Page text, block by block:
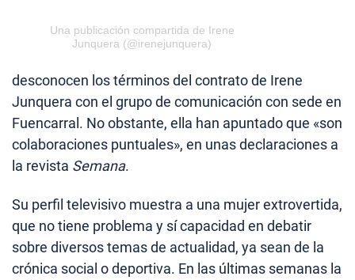
Una publicación compartida de Irene
Junquera (@irenejunquera)
desconocen los términos del contrato de Irene
Junquera con el grupo de comunicación con sede en
Fuencarral. No obstante, ella han apuntado que «son
colaboraciones puntuales», en unas declaraciones a
la revista Semana.
Su perfil televisivo muestra a una mujer extrovertida,
que no tiene problema y sí capacidad en debatir
sobre diversos temas de actualidad, ya sean de la
crónica social o deportiva. En las últimas semanas la